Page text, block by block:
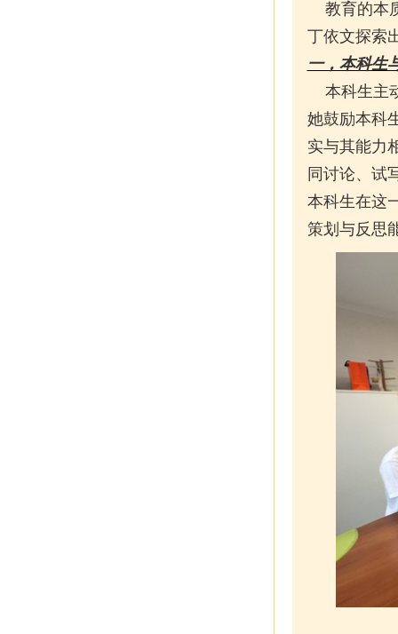
教育的本
丁依文探索
一，本科生
本科生主
她鼓励本科
实与其能力
同讨论、试
本科生在这
策划与反思